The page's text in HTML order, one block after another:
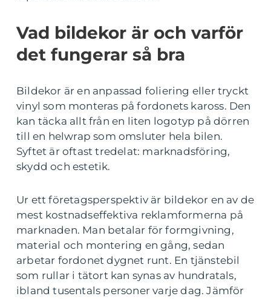
Vad bildekor är och varför
det fungerar så bra
Bildekor är en anpassad foliering eller tryckt
vinyl som monteras på fordonets kaross. Den
kan täcka allt från en liten logotyp på dörren
till en helwrap som omsluter hela bilen.
Syftet är oftast tredelat: marknadsföring,
skydd och estetik.
Ur ett företagsperspektiv är bildekor en av de
mest kostnadseffektiva reklamformerna på
marknaden. Man betalar för formgivning,
material och montering en gång, sedan
arbetar fordonet dygnet runt. En tjänstebil
som rullar i tätort kan synas av hundratals,
ibland tusentals personer varje dag. Jämför